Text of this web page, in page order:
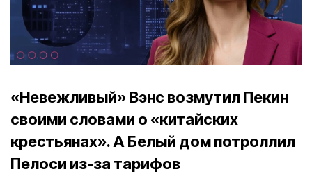
«Невежливый» Вэнс возмутил Пекин
своими словами о «китайских
крестьянах». А Белый дом потроллил
Пелоси из-за тарифов